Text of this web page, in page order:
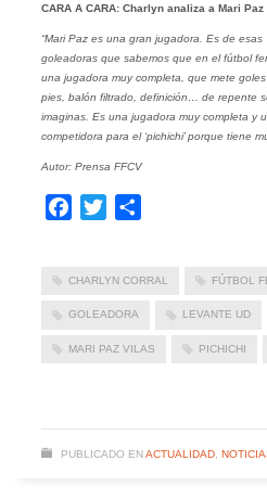
CARA A CARA: Charlyn analiza a Mari Paz
“Mari Paz es una gran jugadora. Es de esas
goleadoras que sabemos que en el fútbol
una jugadora muy completa, que mete
pies, balón filtrado, definición… de repente
imaginas. Es una jugadora muy completa y
competidora para el ‘pichichi’ porque tiene
Autor: Prensa FFCV
Facebook
Twitter
CHARLYN CORRAL FÚTBOL
GOLEADORA LEVANTE UD
MARI PAZ VILAS PICHICHI
PUBLICADO EN ACTUALIDAD,